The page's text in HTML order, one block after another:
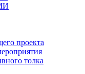
проекта
толка